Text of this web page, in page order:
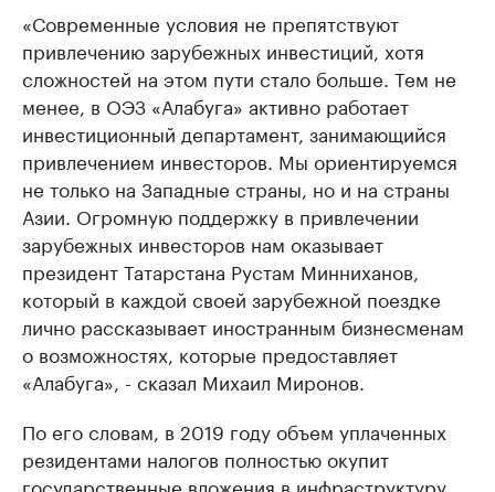
«Современные условия не препятствуют
привлечению зарубежных инвестиций, хотя
сложностей на этом пути стало больше. Тем не
менее, в ОЭЗ «Алабуга» активно работает
инвестиционный департамент, занимающийся
привлечением инвесторов. Мы ориентируемся
не только на Западные страны, но и на страны
Азии. Огромную поддержку в привлечении
зарубежных инвесторов нам оказывает
президент Татарстана Рустам Минниханов,
который в каждой своей зарубежной поездке
лично рассказывает иностранным бизнесменам
о возможностях, которые предоставляет
«Алабуга», - сказал Михаил Миронов.
По его словам, в 2019 году объем уплаченных
резидентами налогов полностью окупит
государственные вложения в инфраструктуру